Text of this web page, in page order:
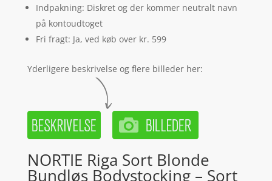
Indpakning: Diskret og der kommer neutralt navn
på kontoudtoget
Fri fragt: Ja, ved køb over kr. 599
Yderligere beskrivelse og flere billeder her:
NORTIE Riga Sort Blonde
Bundløs Bodystocking – Sort